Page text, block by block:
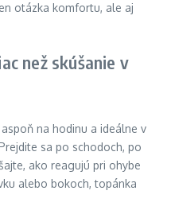
otázka komfortu, ale aj
než skúšanie v
aspoň na hodinu a ideálne v
sa po schodoch, po
ako reagujú pri ohybe
alebo bokoch, topánka